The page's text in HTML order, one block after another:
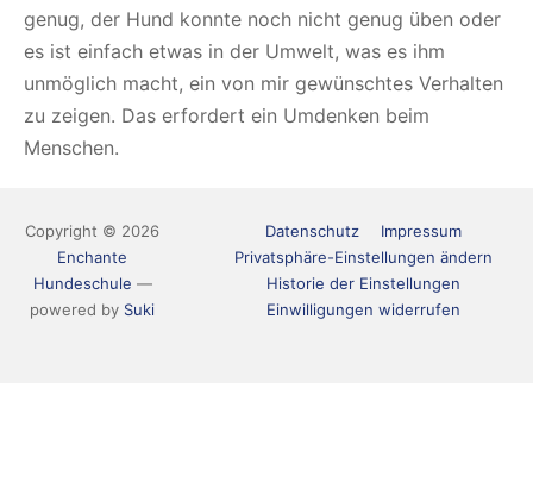
genug, der Hund konnte noch nicht genug üben oder
es ist einfach etwas in der Umwelt, was es ihm
unmöglich macht, ein von mir gewünschtes Verhalten
zu zeigen. Das erfordert ein Umdenken beim
Menschen.
Copyright © 2026
Enchante
Hundeschule —
powered by Suki
Datenschutz
Impressum
Privatsphäre-Einstellungen ändern
Historie der Einstellungen
Einwilligungen widerrufen